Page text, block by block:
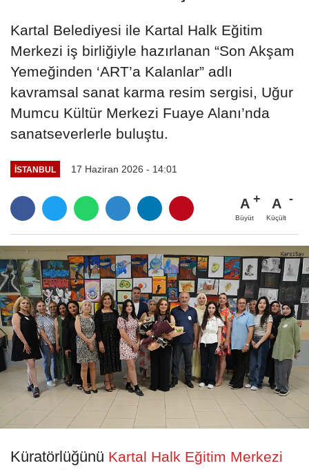
Kartal Belediyesi ile Kartal Halk Eğitim
Merkezi iş birliğiyle hazırlanan “Son Akşam
Yemeğinden ‘ART’a Kalanlar” adlı
kavramsal sanat karma resim sergisi, Uğur
Mumcu Kültür Merkezi Fuaye Alanı’nda
sanatseverlerle buluştu.
İSTANBUL 17 Haziran 2026 - 14:01
A
Büyüt
A
Küçült
Küratörlüğünü Kartal Halk Eğitim Merkezi